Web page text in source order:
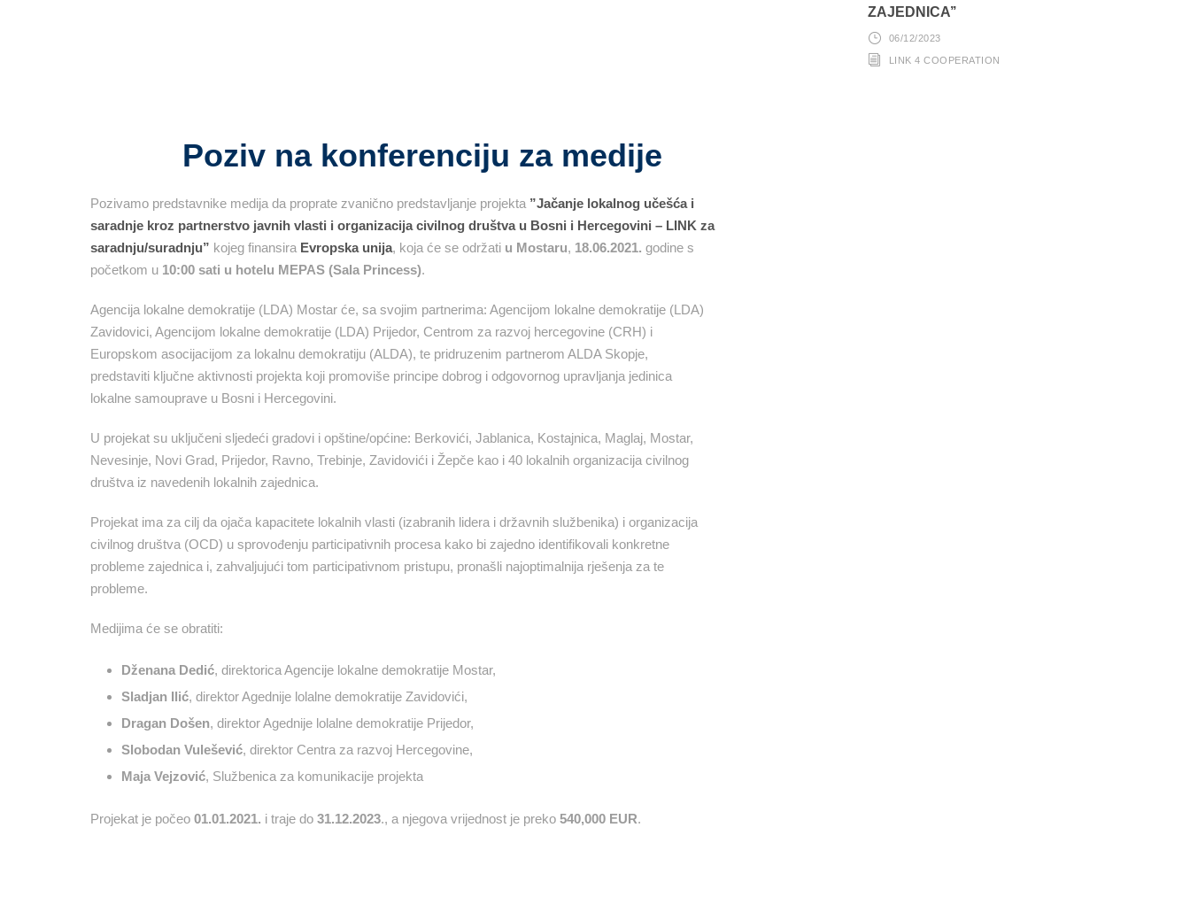
Poziv na konferenciju za medije
Pozivamo predstavnike medija da proprate zvanično predstavljanje projekta ”Jačanje lokalnog učešća i
saradnje kroz partnerstvo javnih vlasti i organizacija civilnog društva u Bosni i Hercegovini – LINK za
saradnju/suradnju” kojeg finansira Evropska unija, koja će se održati u Mostaru, 18.06.2021. godine s
početkom u 10:00 sati u hotelu MEPAS (Sala Princess).
Agencija lokalne demokratije (LDA) Mostar će, sa svojim partnerima: Agencijom lokalne demokratije (LDA)
Zavidovici, Agencijom lokalne demokratije (LDA) Prijedor, Centrom za razvoj hercegovine (CRH) i
Europskom asocijacijom za lokalnu demokratiju (ALDA), te pridruzenim partnerom ALDA Skopje,
predstaviti ključne aktivnosti projekta koji promoviše principe dobrog i odgovornog upravljanja jedinica
lokalne samouprave u Bosni i Hercegovini.
U projekat su uključeni sljedeći gradovi i opštine/općine: Berkovići, Jablanica, Kostajnica, Maglaj, Mostar,
Nevesinje, Novi Grad, Prijedor, Ravno, Trebinje, Zavidovići i Žepče kao i 40 lokalnih organizacija civilnog
društva iz navedenih lokalnih zajednica.
Projekat ima za cilj da ojača kapacitete lokalnih vlasti (izabranih lidera i državnih službenika) i organizacija
civilnog društva (OCD) u sprovođenju participativnih procesa kako bi zajedno identifikovali konkretne
probleme zajednica i, zahvaljujući tom participativnom pristupu, pronašli najoptimalnija rješenja za te
probleme.
Medijima će se obratiti:
Dženana Dedić, direktorica Agencije lokalne demokratije Mostar,
Sladjan Ilić, direktor Agednije lolalne demokratije Zavidovići,
Dragan Došen, direktor Agednije lolalne demokratije Prijedor,
Slobodan Vulešević, direktor Centra za razvoj Hercegovine,
Maja Vejzović, Službenica za komunikacije projekta
Projekat je počeo 01.01.2021. i traje do 31.12.2023., a njegova vrijednost je preko 540,000 EUR.
ZAJEDNICA’’
06/12/2023
LINK 4 COOPERATION